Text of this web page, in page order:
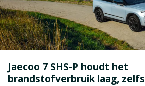
Jaecoo 7 SHS-P houdt het
brandstofverbruik laag,